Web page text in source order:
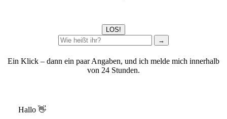
LOS!
→
Ein Klick – dann ein paar Angaben, und ich melde mich innerhalb
von 24 Stunden.
Hallo 👋